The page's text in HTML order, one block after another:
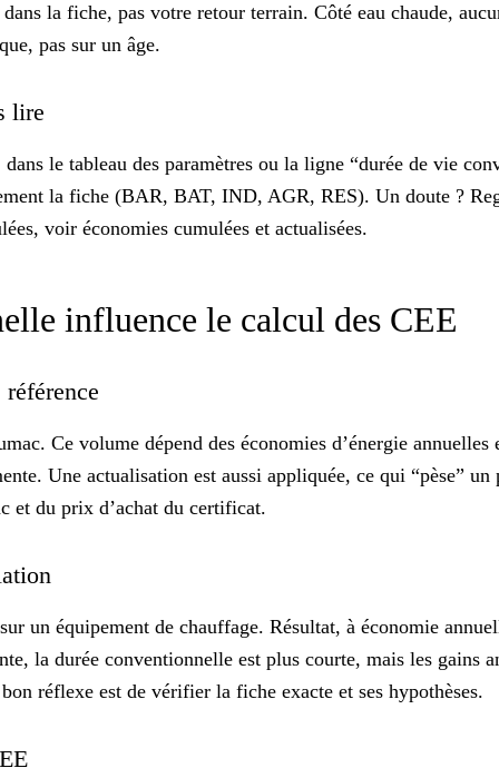
la fiche, pas votre retour terrain. Côté eau chaude,
pas sur un âge.
lire
le tableau des paramètres ou la ligne “durée de vie
la fiche (BAR, BAT, IND, AGR, RES). Un doute ?
voir économies cumulées et actualisées.
influence le calcul des CEE
. Ce volume dépend des économies d’énergie
Une actualisation est aussi appliquée, ce qui “pèse”
et du prix d’achat du certificat.
un équipement de chauffage. Résultat, à économie
la durée conventionnelle est plus courte, mais les gains
réflexe est de vérifier la fiche exacte et ses hypothèses.